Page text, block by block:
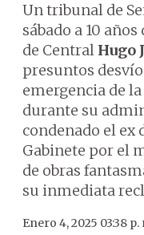
Un tribunal de
sábado a 10
de Central Hugo
presuntos
emergencia de
durante su
condenado el ex
Gabinete por el
de obras
su inmediata
Enero 4, 2025 03:38 p.